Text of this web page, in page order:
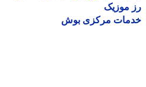
موزیک
مرکزی بوش